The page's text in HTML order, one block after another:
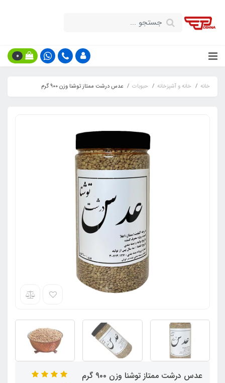
0
خانه خانه و آشپزخانه حبوبات عدس درشت ممتاز توشنا وزن ۹۰۰ گرم
عدس درشت ممتاز توشنا وزن ۹۰۰ گرم